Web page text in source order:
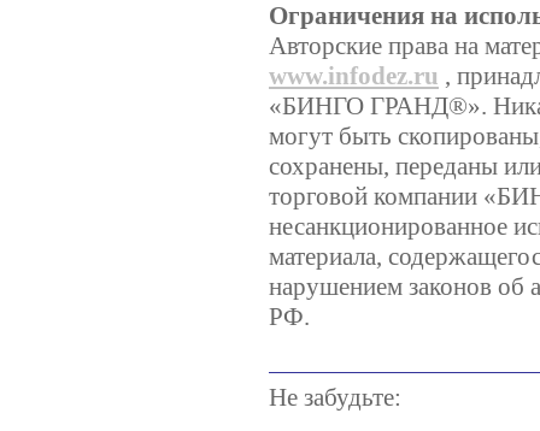
Ограничения на
Авторские права на
www.infodez.ru ,
«БИНГО ГРАНД®».
могут быть
сохранены, переданы
торговой компании
несанкционированное
материала,
нарушением законов об
РФ.
Не забудьте: